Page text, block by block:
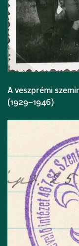
A veszprémi
(1929–1946)